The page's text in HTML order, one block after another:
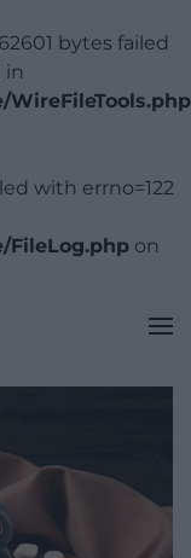
bytes failed
in
with errno=122
FileLog.php on